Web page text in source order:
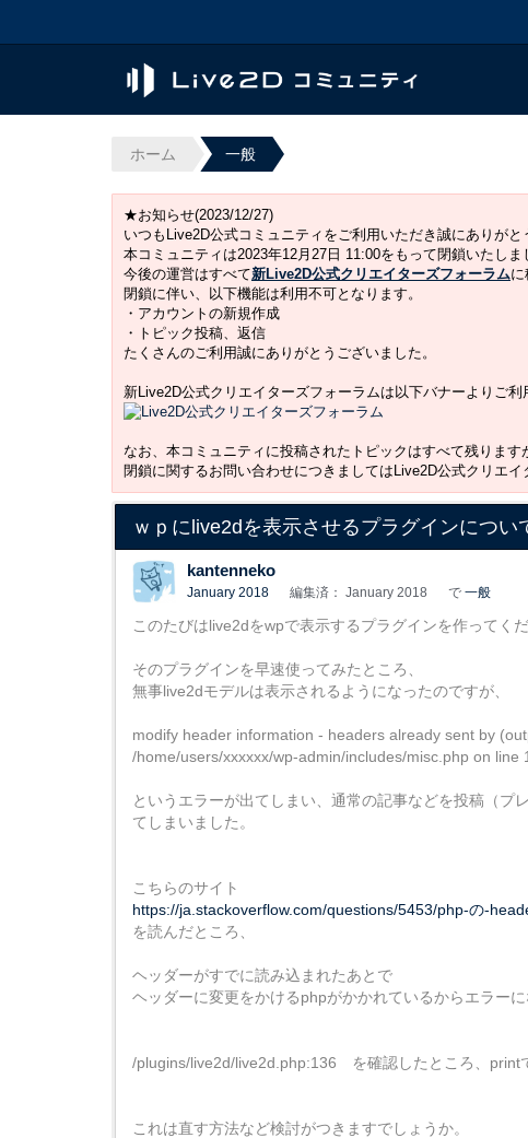
ホーム 一般
★お知らせ(2023/12/27)
いつもLive2D公式コミュニティをご利用いただき誠にありがと
本コミュニティは2023年12月27日 11:00をもって閉鎖いたしま
今後の運営はすべて新Live2D公式クリエイターズフォーラムに
閉鎖に伴い、以下機能は利用不可となります。
・アカウントの新規作成
・トピック投稿、返信
たくさんのご利用誠にありがとうございました。
新Live2D公式クリエイターズフォーラムは以下バナーよりご利
なお、本コミュニティに投稿されたトピックはすべて残りま
閉鎖に関するお問い合わせにつきましてはLive2D公式クリエイ
ｗｐにlive2dを表示させるプラグインについ
kantenneko
January 2018 編集済： January 2018 で 一般
このたびはlive2dをwpで表示するプラグインを作ってく
そのプラグインを早速使ってみたところ、
無事live2dモデルは表示されるようになったのですが、
modify header information - headers already sent by
/home/users/xxxxxx/wp-admin/includes/misc.php on line
というエラーが出てしまい、通常の記事などを投稿（プ
てしまいました。
こちらのサイト
https://ja.stackoverflow.com/questions/5453/php-の-
を読んだところ、
ヘッダーがすでに読み込まれたあとで
ヘッダーに変更をかけるphpがかかれているからエラーに
/plugins/live2d/live2d.php:136 を確認したところ、print
これは直す方法など検討がつきますでしょうか。